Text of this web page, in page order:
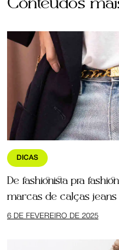
Conteúdos
DICAS
De fashionista pra
marcas de calças jeans
6 DE FEVEREIRO DE 2025